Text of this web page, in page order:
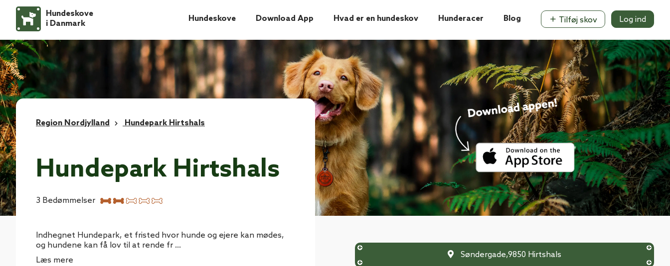
Hundeskove
i Danmark
Hundeskove Download App Hvad er en hundeskov Hunderacer Blog Tilføj skov Log ind
Region Nordjylland Hundepark Hirtshals
Hundepark Hirtshals
3 Bedømmelser
Indhegnet Hundepark, et fristed hvor hunde og ejere kan mødes,
og hundene kan få lov til at rende fr ...
Læs mere
Søndergade,9850 Hirtshals